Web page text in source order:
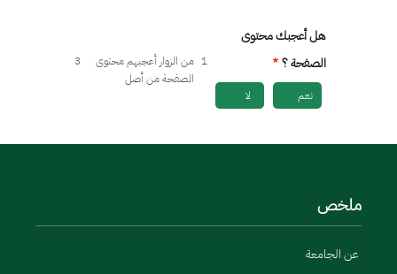
هل أعجبك محتوى
الصفحة ؟
نعم لا
1 من الزوار أعجبهم محتوى
الصفحة من أصل
3
ملخص
عن الجامعة